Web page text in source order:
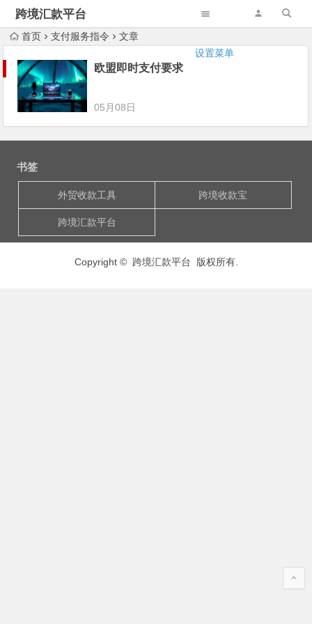
跨境汇款平台
设置菜单
首页 支付服务指令 文章
欧盟即时支付要求
05月08日
书签
外贸收款工具 跨境收款宝
跨境汇款平台
Copyright © 跨境汇款平台 版权所有.